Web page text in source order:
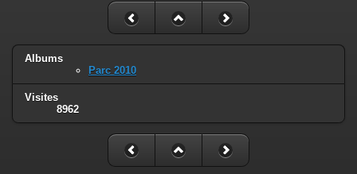
Albums
Parc 2010
Visites
8962